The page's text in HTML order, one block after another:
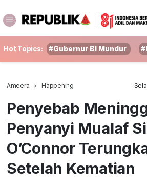
Hot Topics: #Gubernur BI Mundur
Ameera Happening
Penyebab
Penyanyi Mualaf
O’Connor
Setelah Kematian